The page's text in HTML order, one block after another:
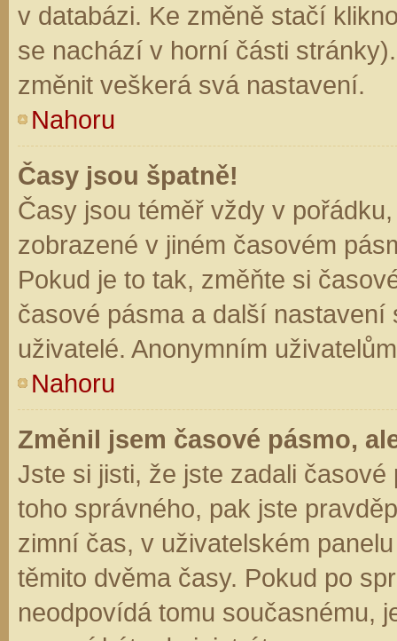
v databázi. Ke změně stačí
se nachází v horní části
změnit veškerá svá nastavení.
Nahoru
Časy jsou špatně!
Časy jsou téměř vždy v
zobrazené v jiném časovém
Pokud je to tak, změňte si
časové pásma a další
uživatelé. Anonymním
Nahoru
Změnil jsem časové pásmo,
Jste si jisti, že jste zadali
toho správného, pak jste
zimní čas, v uživatelském
těmito dvěma časy. Pokud po
neodpovídá tomu současnému,